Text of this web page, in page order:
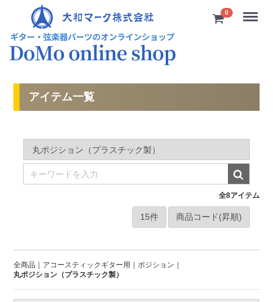
0 Menu
アイテム一覧
全8アイテム
全商品 アコースティックギター用
ポジション
丸ポジション（プラスチック製）